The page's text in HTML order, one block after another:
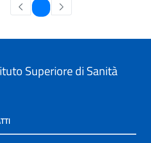
Pagina
Superiore di Sanità